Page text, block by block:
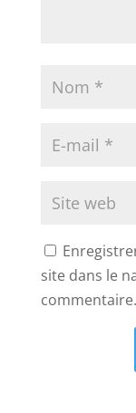
site dans le
commentaire.